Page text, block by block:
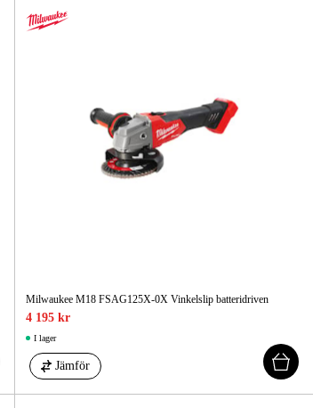
Milwaukee M18 FSAG125X-0X Vinkelslip batteridriven
4 195 kr
I lager
Jämför